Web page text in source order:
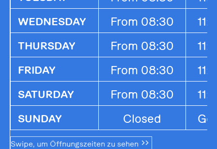
WEDNESDAY From 08:30
THURSDAY From 08:30
FRIDAY From 08:30
SATURDAY From 08:30
SUNDAY Closed
Swipe, um Öffnungszeiten zu sehen